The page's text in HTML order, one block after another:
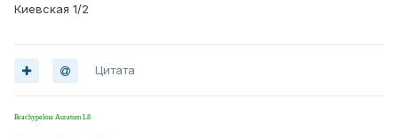
Киевская 1/2
Цитата
Brachypelma Auratum L8